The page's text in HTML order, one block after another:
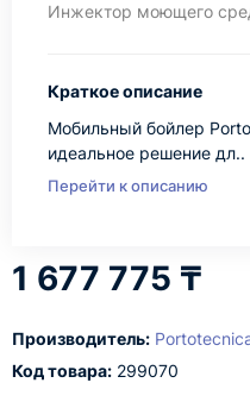
Инжектор моющего
Краткое описание
Мобильный бойлер
идеальное решение дл..
Перейти к описанию
1 677 775 ₸
Производитель:
Код товара: 299070